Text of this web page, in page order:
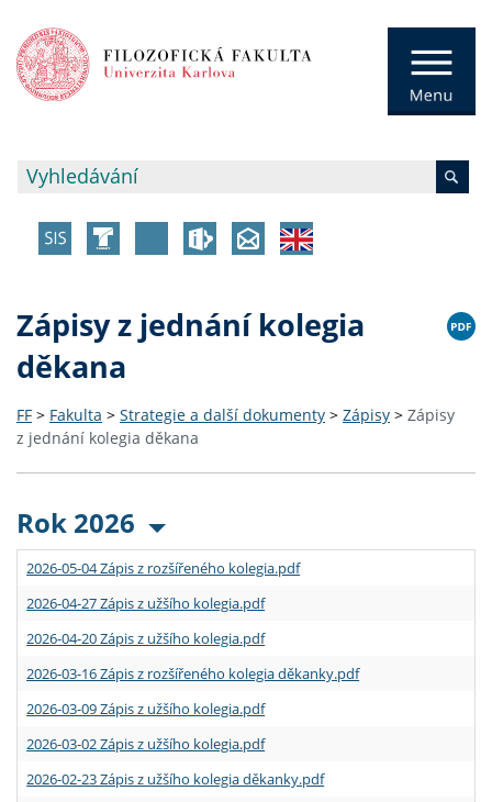
Zápisy z jednání kolegia
děkana
FF > Fakulta > Strategie a další dokumenty > Zápisy > Zápisy
z jednání kolegia děkana
Rok 2026
2026-05-04 Zápis z rozšířeného kolegia.pdf
2026-04-27 Zápis z užšího kolegia.pdf
2026-04-20 Zápis z užšího kolegia.pdf
2026-03-16 Zápis z rozšířeného kolegia děkanky.pdf
2026-03-09 Zápis z užšího kolegia.pdf
2026-03-02 Zápis z užšího kolegia.pdf
2026-02-23 Zápis z užšího kolegia děkanky.pdf